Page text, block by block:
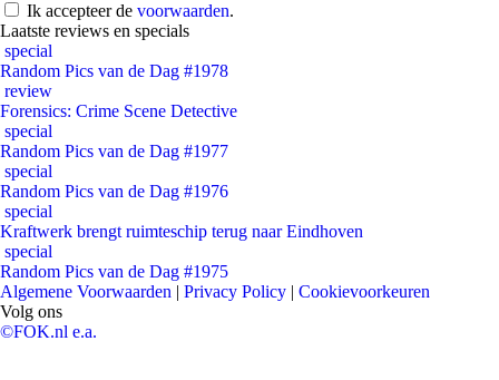
Ik accepteer de voorwaarden.
Laatste reviews en specials
special
Random Pics van de Dag #1978
review
Forensics: Crime Scene Detective
special
Random Pics van de Dag #1977
special
Random Pics van de Dag #1976
special
Kraftwerk brengt ruimteschip terug naar Eindhoven
special
Random Pics van de Dag #1975
Algemene Voorwaarden | Privacy Policy | Cookievoorkeuren
Volg ons
©FOK.nl e.a.